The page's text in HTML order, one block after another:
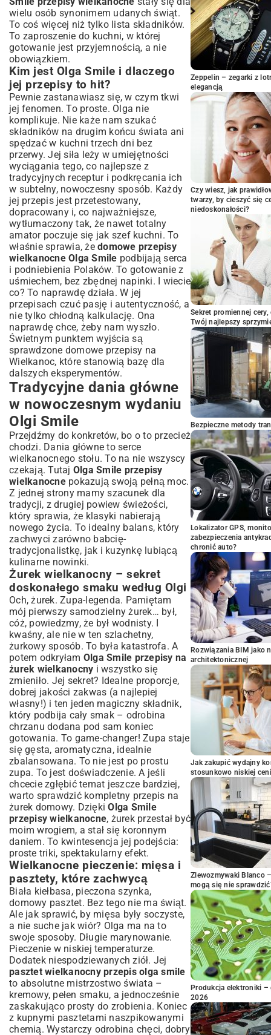
Inne świąteczne słodkości, które warto
spróbować
Praktyczne wskazówki Olgi Smile:
Organizacja i planowanie
wielkanocnego menu
Jak uniknąć stresu w kuchni? Porady
mistrzyni
Składniki, których nie może zabraknąć w
Twojej spiżarni
Podsumowanie: Smakowite święta z
Olgą Smile
wielu osób synonimem udanych świąt.
To coś więcej niż tylko lista składników.
To zaproszenie do kuchni, w której
gotowanie jest przyjemnością, a nie
obowiązkiem.
Kim jest Olga Smile i dlaczego
jej przepisy to hit?
Pewnie zastanawiasz się, w czym tkwi
jej fenomen. To proste. Olga nie
komplikuje. Nie każe nam szukać
składników na drugim końcu świata ani
spędzać w kuchni trzech dni bez
przerwy. Jej siła leży w umiejętności
wyciągania tego, co najlepsze z
tradycyjnych receptur i podkręcania ich
w subtelny, nowoczesny sposób. Każdy
jej przepis jest przetestowany,
dopracowany i, co najważniejsze,
wytłumaczony tak, że nawet totalny
amator poczuje się jak szef kuchni. To
właśnie sprawia, że domowe przepisy
wielkanocne Olga Smile podbijają serca
i podniebienia Polaków. To gotowanie z
uśmiechem, bez zbędnej napinki. I wiecie
co? To naprawdę działa. W jej
przepisach czuć pasję i autentyczność, a
nie tylko chłodną kalkulację. Ona
naprawdę chce, żeby nam wyszło.
Świetnym punktem wyjścia są
sprawdzone domowe przepisy na
Wielkanoc, które stanowią bazę dla
dalszych eksperymentów.
Tradycyjne dania główne
w nowoczesnym wydaniu
Olgi Smile
Przejdźmy do konkretów, bo o to przecież
chodzi. Dania główne to serce
wielkanocnego stołu. To na nie wszyscy
czekają. Tutaj Olga Smile przepisy
wielkanocnepokazują swoją pełną moc.
Z jednej strony mamy szacunek dla
tradycji, z drugiej powiew świeżości,
który sprawia, że klasyki nabierają
nowego życia. To idealny balans, który
zachwyci zarówno babcię-
tradycjonalistkę, jak i kuzynkę lubiącą
kulinarne nowinki.
Żurek wielkanocny – sekret
doskonałego smaku według Olgi
Och, żurek. Zupa-legenda. Pamiętam
mój pierwszy samodzielny żurek… był,
cóż, powiedzmy, że był wodnisty. I
kwaśny, ale nie w ten szlachetny,
żurkowy sposób. To była katastrofa. A
potem odkryłam Olga Smile przepisy na
żurek wielkanocny i wszystko się
zmieniło. Jej sekret? Idealne proporcje,
dobrej jakości zakwas (a najlepiej
własny!) i ten jeden magiczny składnik,
który podbija cały smak – odrobina
chrzanu dodana pod sam koniec
gotowania. To game-changer! Zupa staje
się gęsta, aromatyczna, idealnie
zbalansowana. To nie jest po prostu
zupa. To jest doświadczenie. A jeśli
chcecie zgłębić temat jeszcze bardziej,
warto sprawdzić kompletny przepis na
żurek domowy. DziękiOlga Smile
przepisy wielkanocne, żurek przestał być
moim wrogiem, a stał się koronnym
daniem. To kwintesencja jej podejścia:
proste triki, spektakularny efekt.
Wielkanocne pieczenie: mięsa i
pasztety, które zachwycą
Biała kiełbasa, pieczona szynka,
domowy pasztet. Bez tego nie ma świąt.
Ale jak sprawić, by mięsa były soczyste,
a nie suche jak wiór? Olga ma na to
swoje sposoby. Długie marynowanie.
Pieczenie w niskiej temperaturze.
Dodatek niespodziewanych ziół. Jej
pasztet wielkanocny przepis olga smile
to absolutne mistrzostwo świata –
kremowy, pełen smaku, a jednocześnie
zaskakująco prosty do zrobienia. Koniec
z kupnymi pasztetami naszpikowanymi
chemią. Wystarczy odrobina chęci, dobry
Zeppelin – zegarki z
elegancją
Czy wiesz, jak
twarzy, by cieszyć się
niedoskonałości?
Sekret promiennej
Twój najlepszy
Bezpieczne metody
Lokalizator GPS,
zabezpieczenia
chronić auto?
Rozwiązania BIM jako
architektonicznej
Jak zakupić wydajny
stosunkowo niskiej
Zlewozmywaki Blanco
mogą się nie
Produkcja elektroniki –
2026